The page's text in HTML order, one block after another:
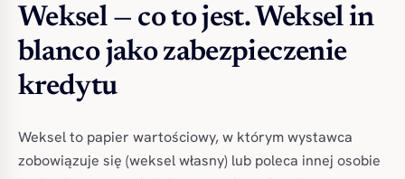
Weksel — co to jest. Weksel in
blanco jako zabezpieczenie
kredytu
Weksel to papier wartościowy, w którym wystawca
zobowiązuje się (weksel własny) lub poleca innej osobie